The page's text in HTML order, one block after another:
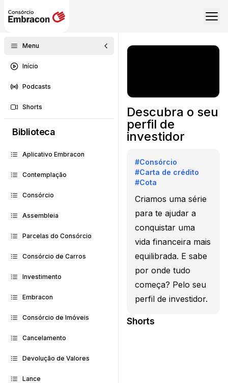
Menu
Início
Podcasts
Shorts
Biblioteca
Aplicativo Embracon
Contemplação
Consórcio
Assembleia
Parcelas do Consórcio
Consórcio de Carros
Investimento
Embracon
Consórcio de Imóveis
Cancelamento
Devolução de Valores
Lance
Descubra o seu
perfil de
investidor
#Consórcio
#Carta de crédito
#Cota
Criamos uma série
para te ajudar a
conquistar uma
vida financeira mais
equilibrada. E sabe
por onde tudo
começa? Pelo seu
perfil de investidor.
Shorts